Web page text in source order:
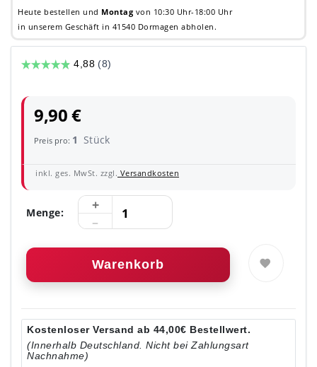
Heute bestellen und Montag von 10:30 Uhr-18:00 Uhr
in unserem Geschäft in 41540 Dormagen abholen.
9,90 €
Preis pro: 1 Stück
inkl. ges. MwSt. zzgl. Versandkosten
Menge:
Warenkorb
Kostenloser Versand ab 44,00€ Bestellwert.
(Innerhalb Deutschland. Nicht bei Zahlungsart
Nachnahme)